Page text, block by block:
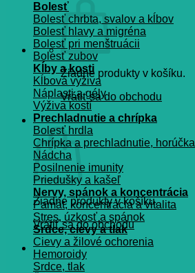
Žiadne produkty v košíku.
Vrátiť sa do obchodu
Košík
Žiadne produkty v košíku.
Vrátiť sa do obchodu
Bolesť
Bolesť chrbta, svalov a kĺbov
Bolesť hlavy a migréna
Bolesť pri menštruácii
Bolesť zubov
Kĺby a kosti
Kĺbová výživa
Náplasti a gély
Výživa kostí
Prechladnutie a chrípka
Bolesť hrdla
Chrípka a prechladnutie, horúčka
Nádcha
Posilnenie imunity
Priedušky a kašeľ
Nervy, spánok a koncentrácia
Pamät, koncentrácia a vitalita
Stres, úzkosť a spánok
Srdce, cievy a tlak
Cievy a žilové ochorenia
Hemoroidy
Srdce, tlak